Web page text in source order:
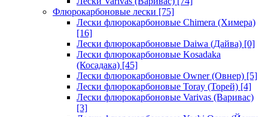
Флюрокарбоновые лески [75]
Лески флюрокарбоновые Chimera (Химера)
[16]
Лески флюрокарбоновые Daiwa (Дайва) [0]
Лески флюрокарбоновые Kosadaka
(Косадака) [45]
Лески флюрокарбоновые Owner (Овнер) [5]
Лески флюрокарбоновые Toray (Торей) [4]
Лески флюрокарбоновые Varivas (Варивас)
[3]